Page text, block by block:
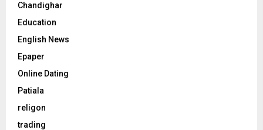
Chandighar
Education
English News
Epaper
Online Dating
Patiala
religon
trading